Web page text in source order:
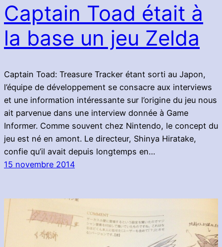
Captain Toad était à
la base un jeu Zelda
Captain Toad: Treasure Tracker étant sorti au Japon,
l’équipe de développement se consacre aux interviews
et une information intéressante sur l’origine du jeu nous
ait parvenue dans une interview donnée à Game
Informer. Comme souvent chez Nintendo, le concept du
jeu est né en amont. Le directeur, Shinya Hiratake,
confie qu’il avait depuis longtemps en…
15 novembre 2014